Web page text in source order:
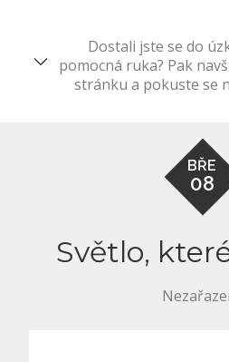
content
Dostali jste se do
pomocná ruka? Pak
stránku a pokuste se
BŘE
08
Světlo,